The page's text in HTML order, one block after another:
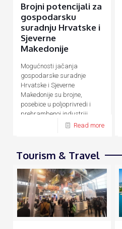
Brojni potencijali za
gospodarsku
suradnju Hrvatske i
Sjeverne
Makedonije
Mogućnosti jačanja
gospodarske suradnje
Hrvatske i Sjeverne
Makedonije su brojne,
posebice u poljoprivredi i
prehrambenoj industriji,
energetici, prometu, turizmu
Read more
Tourism & Travel